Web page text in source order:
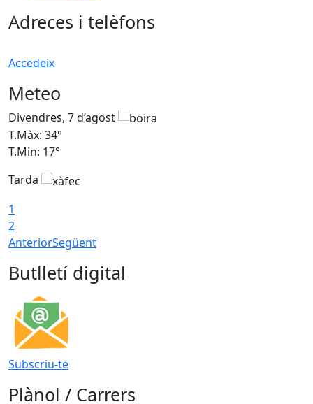
Adreces i telèfons
Accedeix
Meteo
Divendres, 7 d’agost
T.Màx: 34°
T.Min: 17°
Tarda
1
2
AnteriorSegüent
Butlletí digital
Subscriu-te
Plànol / Carrers